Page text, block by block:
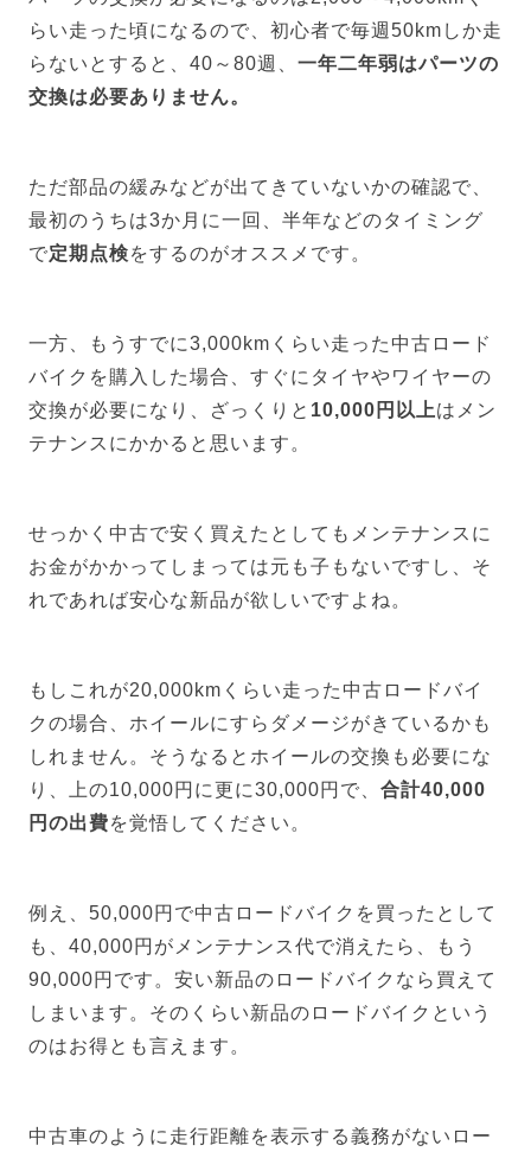
らい走った頃になるので、初心者で毎週50kmしか走
らないとすると、40～80週、 一年二年弱はパーツの
交換は必要ありません。
ただ部品の緩みなどが出てきていないかの確認で、
最初のうちは3か月に一回、半年などのタイミング
で定期点検をするのがオススメです。
一方、もうすでに3,000kmくらい走った中古ロード
バイクを購入した場合、すぐにタイヤやワイヤーの
交換が必要になり、ざっくりと 10,000円以上はメン
テナンスにかかると思います。
せっかく中古で安く買えたとしてもメンテナンスに
お金がかかってしまっては元も子もないですし、そ
れであれば安心な新品が欲しいですよね。
もしこれが20,000kmくらい走った中古ロードバイ
クの場合、ホイールにすらダメージがきているかも
しれません。そうなるとホイールの交換も必要にな
り、上の10,000円に更に30,000円で、 合計40,000
円の出費を覚悟してください。
例え、50,000円で中古ロードバイクを買ったとして
も、40,000円がメンテナンス代で消えたら、もう
90,000円です。安い新品のロードバイクなら買えて
しまいます。そのくらい新品のロードバイクという
のはお得とも言えます。
中古車のように走行距離を表示する義務がないロー